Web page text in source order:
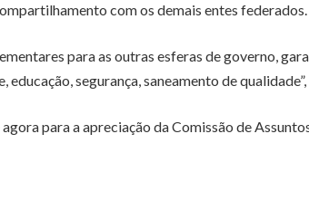
com os demais entes federados.
para as outras esferas de governo,
educação, segurança, saneamento de
para a apreciação da Comissão de